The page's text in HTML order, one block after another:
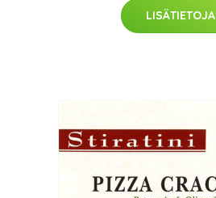
LISÄTIETOJA